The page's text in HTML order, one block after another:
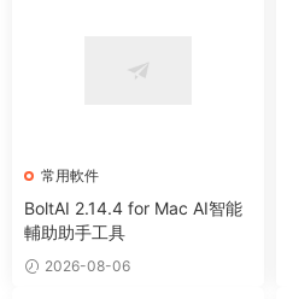
常用軟件
BoltAI 2.14.4 for Mac AI智能
輔助助手工具
2026-08-06